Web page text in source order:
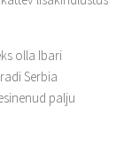
olla Ibari
Serbia
palju